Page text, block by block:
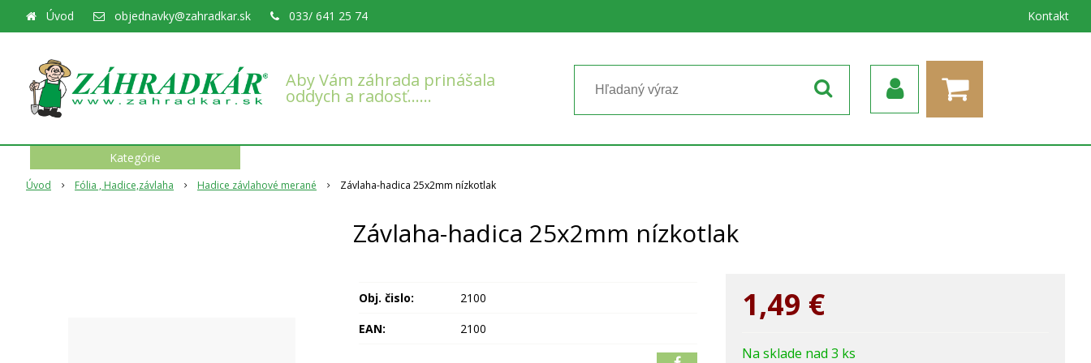
Aby Vám záhrada prinášala
oddych a radosť……
Úvod objednavky@zahradkar.sk 033/ 641 25 74 Kontakt
Úvod Fólia , Hadice,závlaha Hadice závlahové merané Závlaha-hadica 25x2mm nízkotlak
Závlaha-hadica 25x2mm nízkotlak
1,49 €
Na sklade nad 3 ks
Obj. čislo:
2100
EAN:
2100
Kategórie